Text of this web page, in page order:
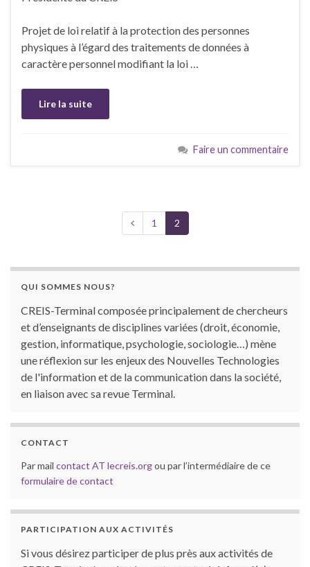
Projet de loi relatif à la protection des personnes
physiques à l’égard des traitements de données à
caractère personnel modifiant la loi …
Lire la suite
Faire un commentaire
1 2
QUI SOMMES NOUS?
CREIS-Terminal composée principalement de chercheurs
et d’enseignants de disciplines variées (droit, économie,
gestion, informatique, psychologie, sociologie…) mène
une réflexion sur les enjeux des Nouvelles Technologies
de l'information et de la communication dans la société,
en liaison avec sa revue Terminal.
CONTACT
Par mail contact AT lecreis.orgou par l’intermédiaire de ce
formulaire de contact
PARTICIPATION AUX ACTIVITÉS
Si vous désirez participer de plus près aux activités de